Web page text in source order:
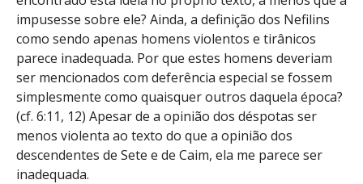
impusesse sobre ele? Ainda, a definição dos Nefilins
como sendo apenas homens violentos e tirânicos
parece inadequada. Por que estes homens deveriam
ser mencionados com deferência especial se fossem
simplesmente como quaisquer outros daquela época?
(cf. 6:11, 12) Apesar de a opinião dos déspotas ser
menos violenta ao texto do que a opinião dos
descendentes de Sete e de Caim, ela me parece ser
inadequada.